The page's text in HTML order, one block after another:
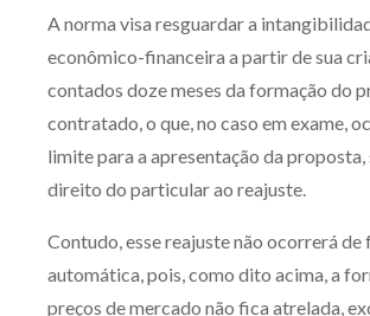
A norma visa resguardar a
econômico-financeira a partir de sua
contados doze meses da formação do
contratado, o que, no caso em exame,
limite para a apresentação da proposta,
direito do particular ao reajuste.
Contudo, esse reajuste não ocorrerá de
automática, pois, como dito acima, a
preços de mercado não fica atrelada,